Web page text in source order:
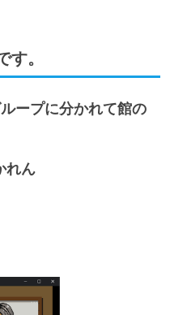
。
ープに分かれて館の
ん